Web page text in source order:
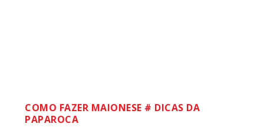
COMO FAZER MAIONESE # DICAS DA
PAPAROCA